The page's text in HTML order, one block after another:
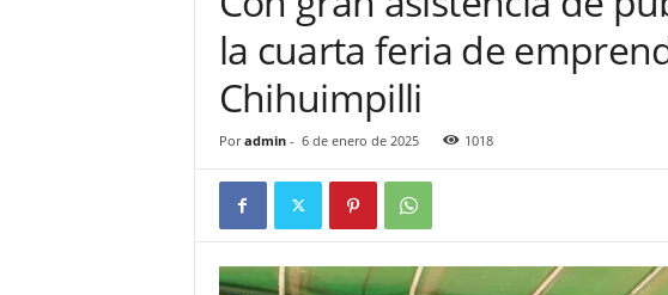
la cuarta feria de
Chihuimpilli
Por admin- 6 de enero de 2025 1018